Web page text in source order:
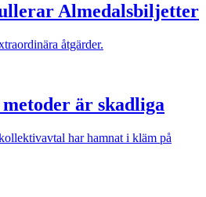
Almedalsbiljetter
åtgärder.
är skadliga
har hamnat i kläm på